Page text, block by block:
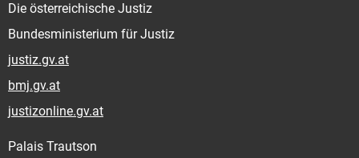
Die österreichische Justiz
Bundesministerium für Justiz
justiz.gv.at
bmj.gv.at
justizonline.gv.at
Palais Trautson